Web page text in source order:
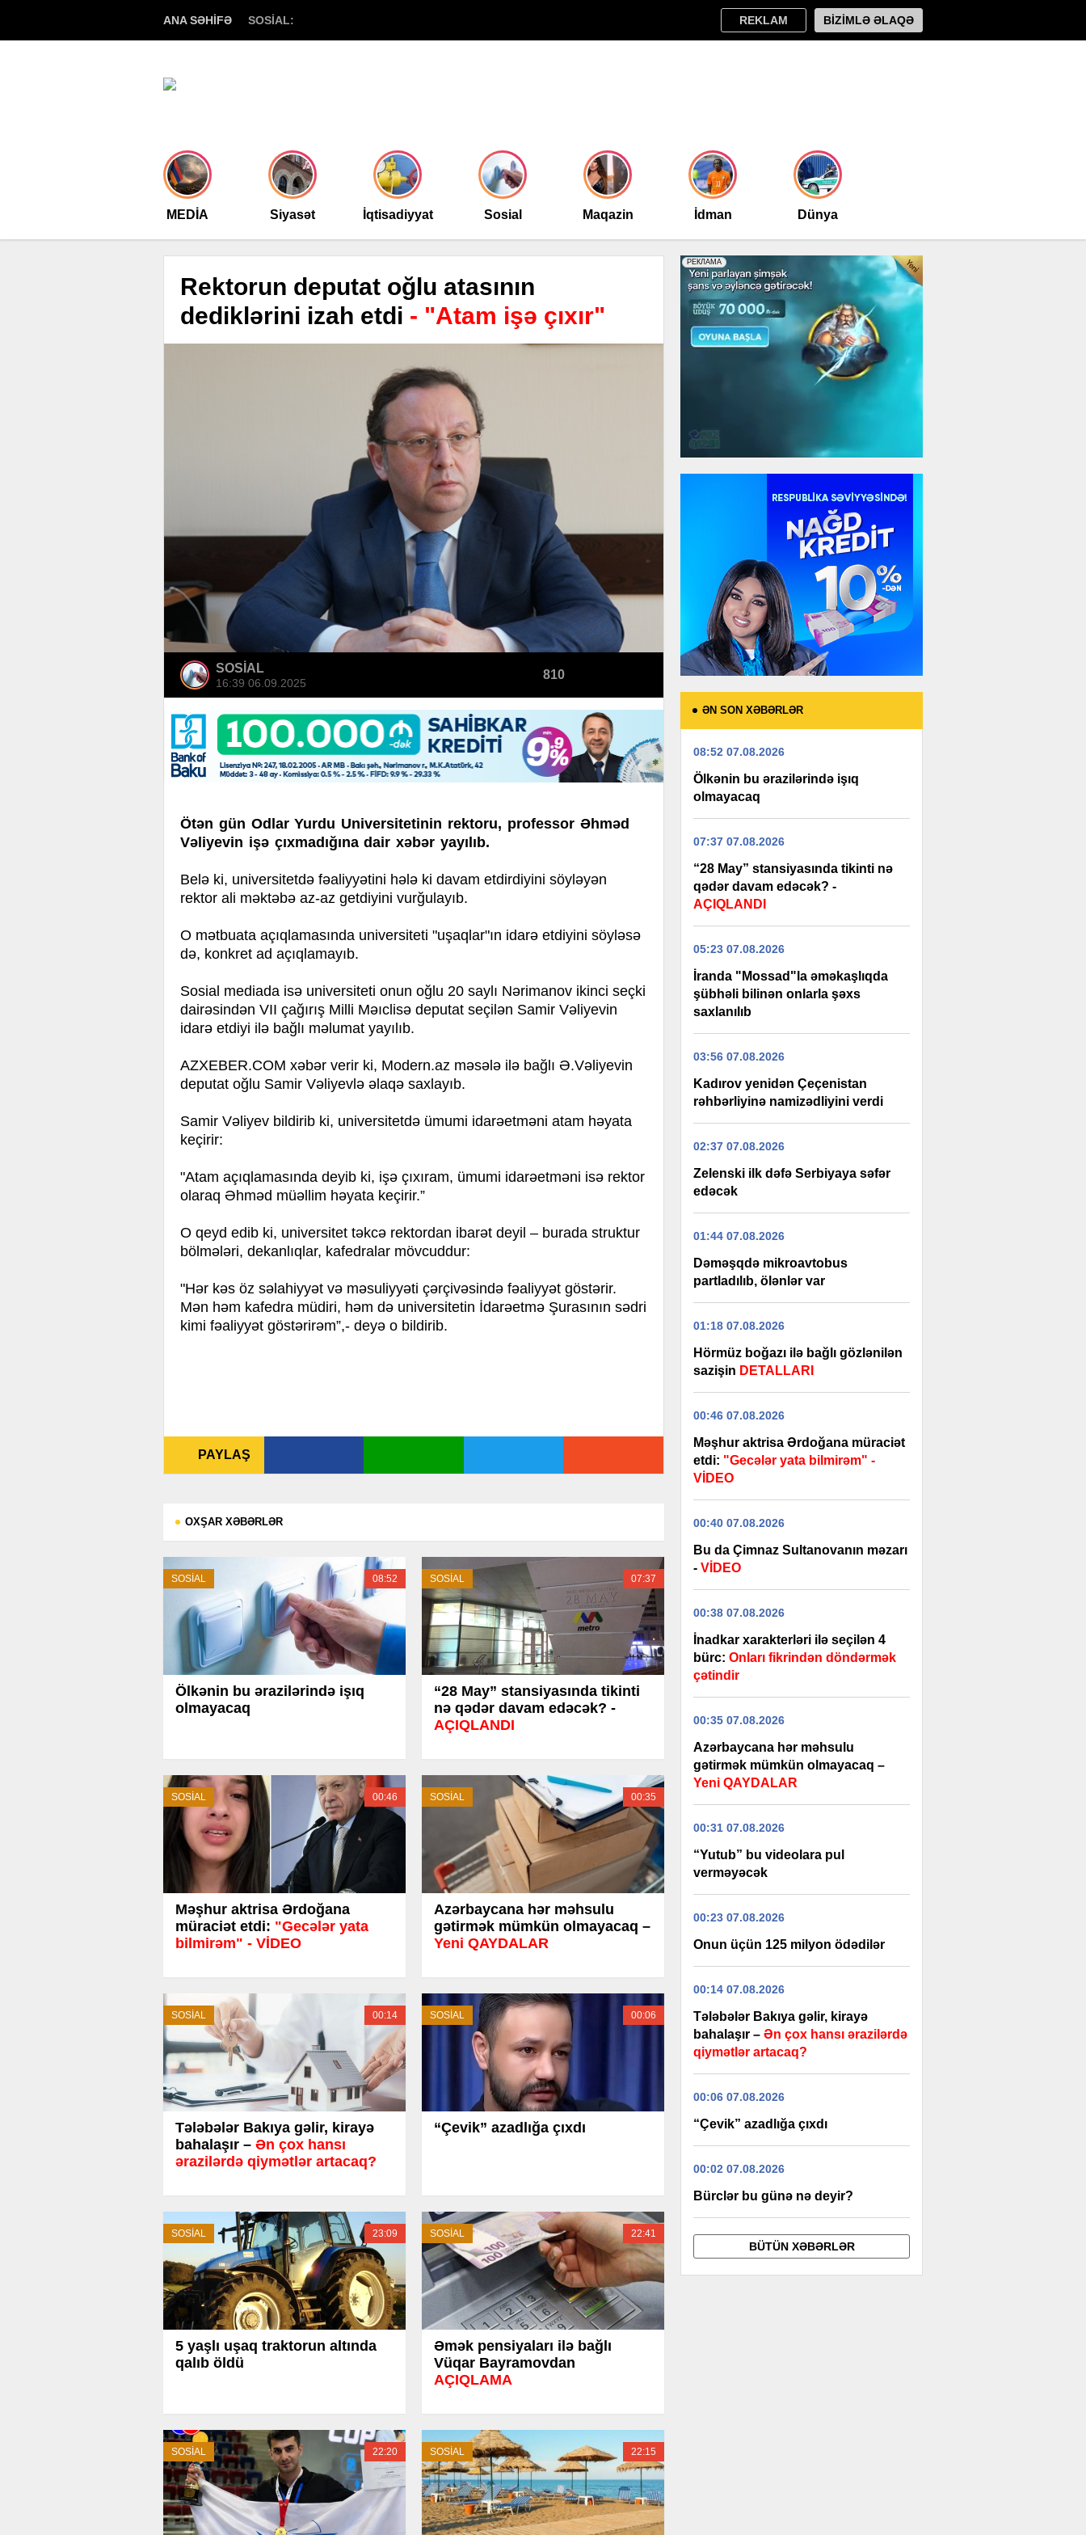
ANA SƏHİFƏ SOSİAL: REKLAM BİZİMLƏ ƏLAQƏ
MEDİA Siyasət İqtisadiyyat Sosial Maqazin İdman Dünya
Rektorun deputat oğlu atasının
dediklərini izah etdi - "Atam işə çıxır"
SOSİAL
16:39 06.09.2025
810
Ötən gün Odlar Yurdu Universitetinin rektoru, professor Əhməd
Vəliyevin işə çıxmadığına dair xəbər yayılıb.
Belə ki, universitetdə fəaliyyətini hələ ki davam etdirdiyini söyləyən
rektor ali məktəbə az-az getdiyini vurğulayıb.
O mətbuata açıqlamasında universiteti "uşaqlar"ın idarə etdiyini söyləsə
də, konkret ad açıqlamayıb.
Sosial mediada isə universiteti onun oğlu 20 saylı Nərimanov ikinci seçki
dairəsindən VII çağırış Milli Məıclisə deputat seçilən Samir Vəliyevin
idarə etdiyi ilə bağlı məlumat yayılıb.
AZXEBER.COM xəbər verir ki, Modern.az məsələ ilə bağlı Ə.Vəliyevin
deputat oğlu Samir Vəliyevlə əlaqə saxlayıb.
Samir Vəliyev bildirib ki, universitetdə ümumi idarəetməni atam həyata
keçirir:
"Atam açıqlamasında deyib ki, işə çıxıram, ümumi idarəetməni isə rektor
olaraq Əhməd müəllim həyata keçirir.”
O qeyd edib ki, universitet təkcə rektordan ibarət deyil – burada struktur
bölmələri, dekanlıqlar, kafedralar mövcuddur:
"Hər kəs öz səlahiyyət və məsuliyyəti çərçivəsində fəaliyyət göstərir.
Mən həm kafedra müdiri, həm də universitetin İdarəetmə Şurasının sədri
kimi fəaliyyət göstərirəm”,- deyə o bildirib.
PAYLAŞ
OXŞAR XƏBƏRLƏR
SOSİAL 08:52
Ölkənin bu ərazilərində işıq
olmayacaq
SOSİAL 07:37
“28 May” stansiyasında tikinti
nə qədər davam edəcək? -
AÇIQLANDI
SOSİAL 00:46
Məşhur aktrisa Ərdoğana
müraciət etdi: "Gecələr yata
bilmirəm" - VİDEO
SOSİAL 00:35
Azərbaycana hər məhsulu
gətirmək mümkün olmayacaq –
Yeni QAYDALAR
SOSİAL 00:14
Tələbələr Bakıya gəlir, kirayə
bahalaşır – Ən çox hansı
ərazilərdə qiymətlər artacaq?
SOSİAL 00:06
“Çevik” azadlığa çıxdı
SOSİAL 23:09
5 yaşlı uşaq traktorun altında
qalıb öldü
SOSİAL 22:41
Əmək pensiyaları ilə bağlı
Vüqar Bayramovdan
AÇIQLAMA
SOSİAL 22:20 SOSİAL 22:15
ƏN SON XƏBƏRLƏR
08:52 07.08.2026
Ölkənin bu ərazilərində işıq
olmayacaq
07:37 07.08.2026
“28 May” stansiyasında tikinti nə
qədər davam edəcək? -
AÇIQLANDI
05:23 07.08.2026
İranda "Mossad"la əməkaşlıqda
şübhəli bilinən onlarla şəxs
saxlanılıb
03:56 07.08.2026
Kadırov yenidən Çeçenistan
rəhbərliyinə namizədliyini verdi
02:37 07.08.2026
Zelenski ilk dəfə Serbiyaya səfər
edəcək
01:44 07.08.2026
Dəməşqdə mikroavtobus
partladılıb, ölənlər var
01:18 07.08.2026
Hörmüz boğazı ilə bağlı gözlənilən
sazişin DETALLARI
00:46 07.08.2026
Məşhur aktrisa Ərdoğana müraciət
etdi: "Gecələr yata bilmirəm" -
VİDEO
00:40 07.08.2026
Bu da Çimnaz Sultanovanın məzarı
- VİDEO
00:38 07.08.2026
İnadkar xarakterləri ilə seçilən 4
bürc: Onları fikrindən döndərmək
çətindir
00:35 07.08.2026
Azərbaycana hər məhsulu
gətirmək mümkün olmayacaq –
Yeni QAYDALAR
00:31 07.08.2026
“Yutub” bu videolara pul
verməyəcək
00:23 07.08.2026
Onun üçün 125 milyon ödədilər
00:14 07.08.2026
Tələbələr Bakıya gəlir, kirayə
bahalaşır – Ən çox hansı ərazilərdə
qiymətlər artacaq?
00:06 07.08.2026
“Çevik” azadlığa çıxdı
00:02 07.08.2026
Bürclər bu günə nə deyir?
BÜTÜN XƏBƏRLƏR